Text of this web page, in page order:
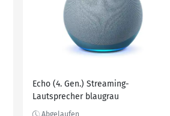
Echo (4. Gen.) Streaming-
Lautsprecher blaugrau